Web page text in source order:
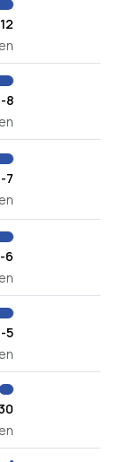
-8
-7
-6
-5